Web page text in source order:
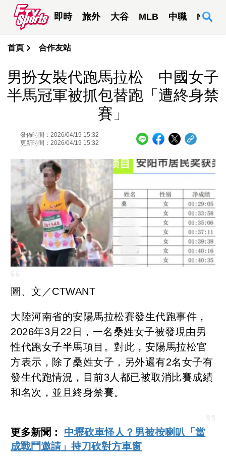
即時 旅外 大谷 MLB 中職 NBA
首頁 合作友站
男扮女裝代跑馬拉松 中國女子
半馬冠軍被抓包替跑「遭終身禁
賽」
發佈時間：2026/04/19 15:32
更新時間：2026/04/19 15:32
圖、文／CTWANT
大陸河南省的安陽馬拉松賽發生代跑事件，
2026年3月22日，一名桑姓女子被發現由男
性代跑女子半馬項目。對此，安陽馬拉松官
方表示，除了桑姓女子，另外還有2名女子有
發生代跑情況，目前3人都已被取消比賽成績
和名次，並且終身禁賽。
更多新聞： 中壢砍車怪人？男被按喇叭「當
成戰鬥邀請」持刀砍對方車窗